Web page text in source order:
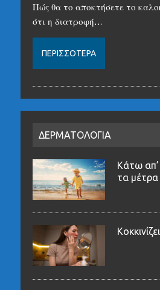
Πώς θα το αποκτήσετε το
ότι η διατροφή…
ΠΕΡΙΣΣΌΤΕΡΑ
ΔΕΡΜΑΤΟΛΟΓΙΑ
Κάτω απ’
τα